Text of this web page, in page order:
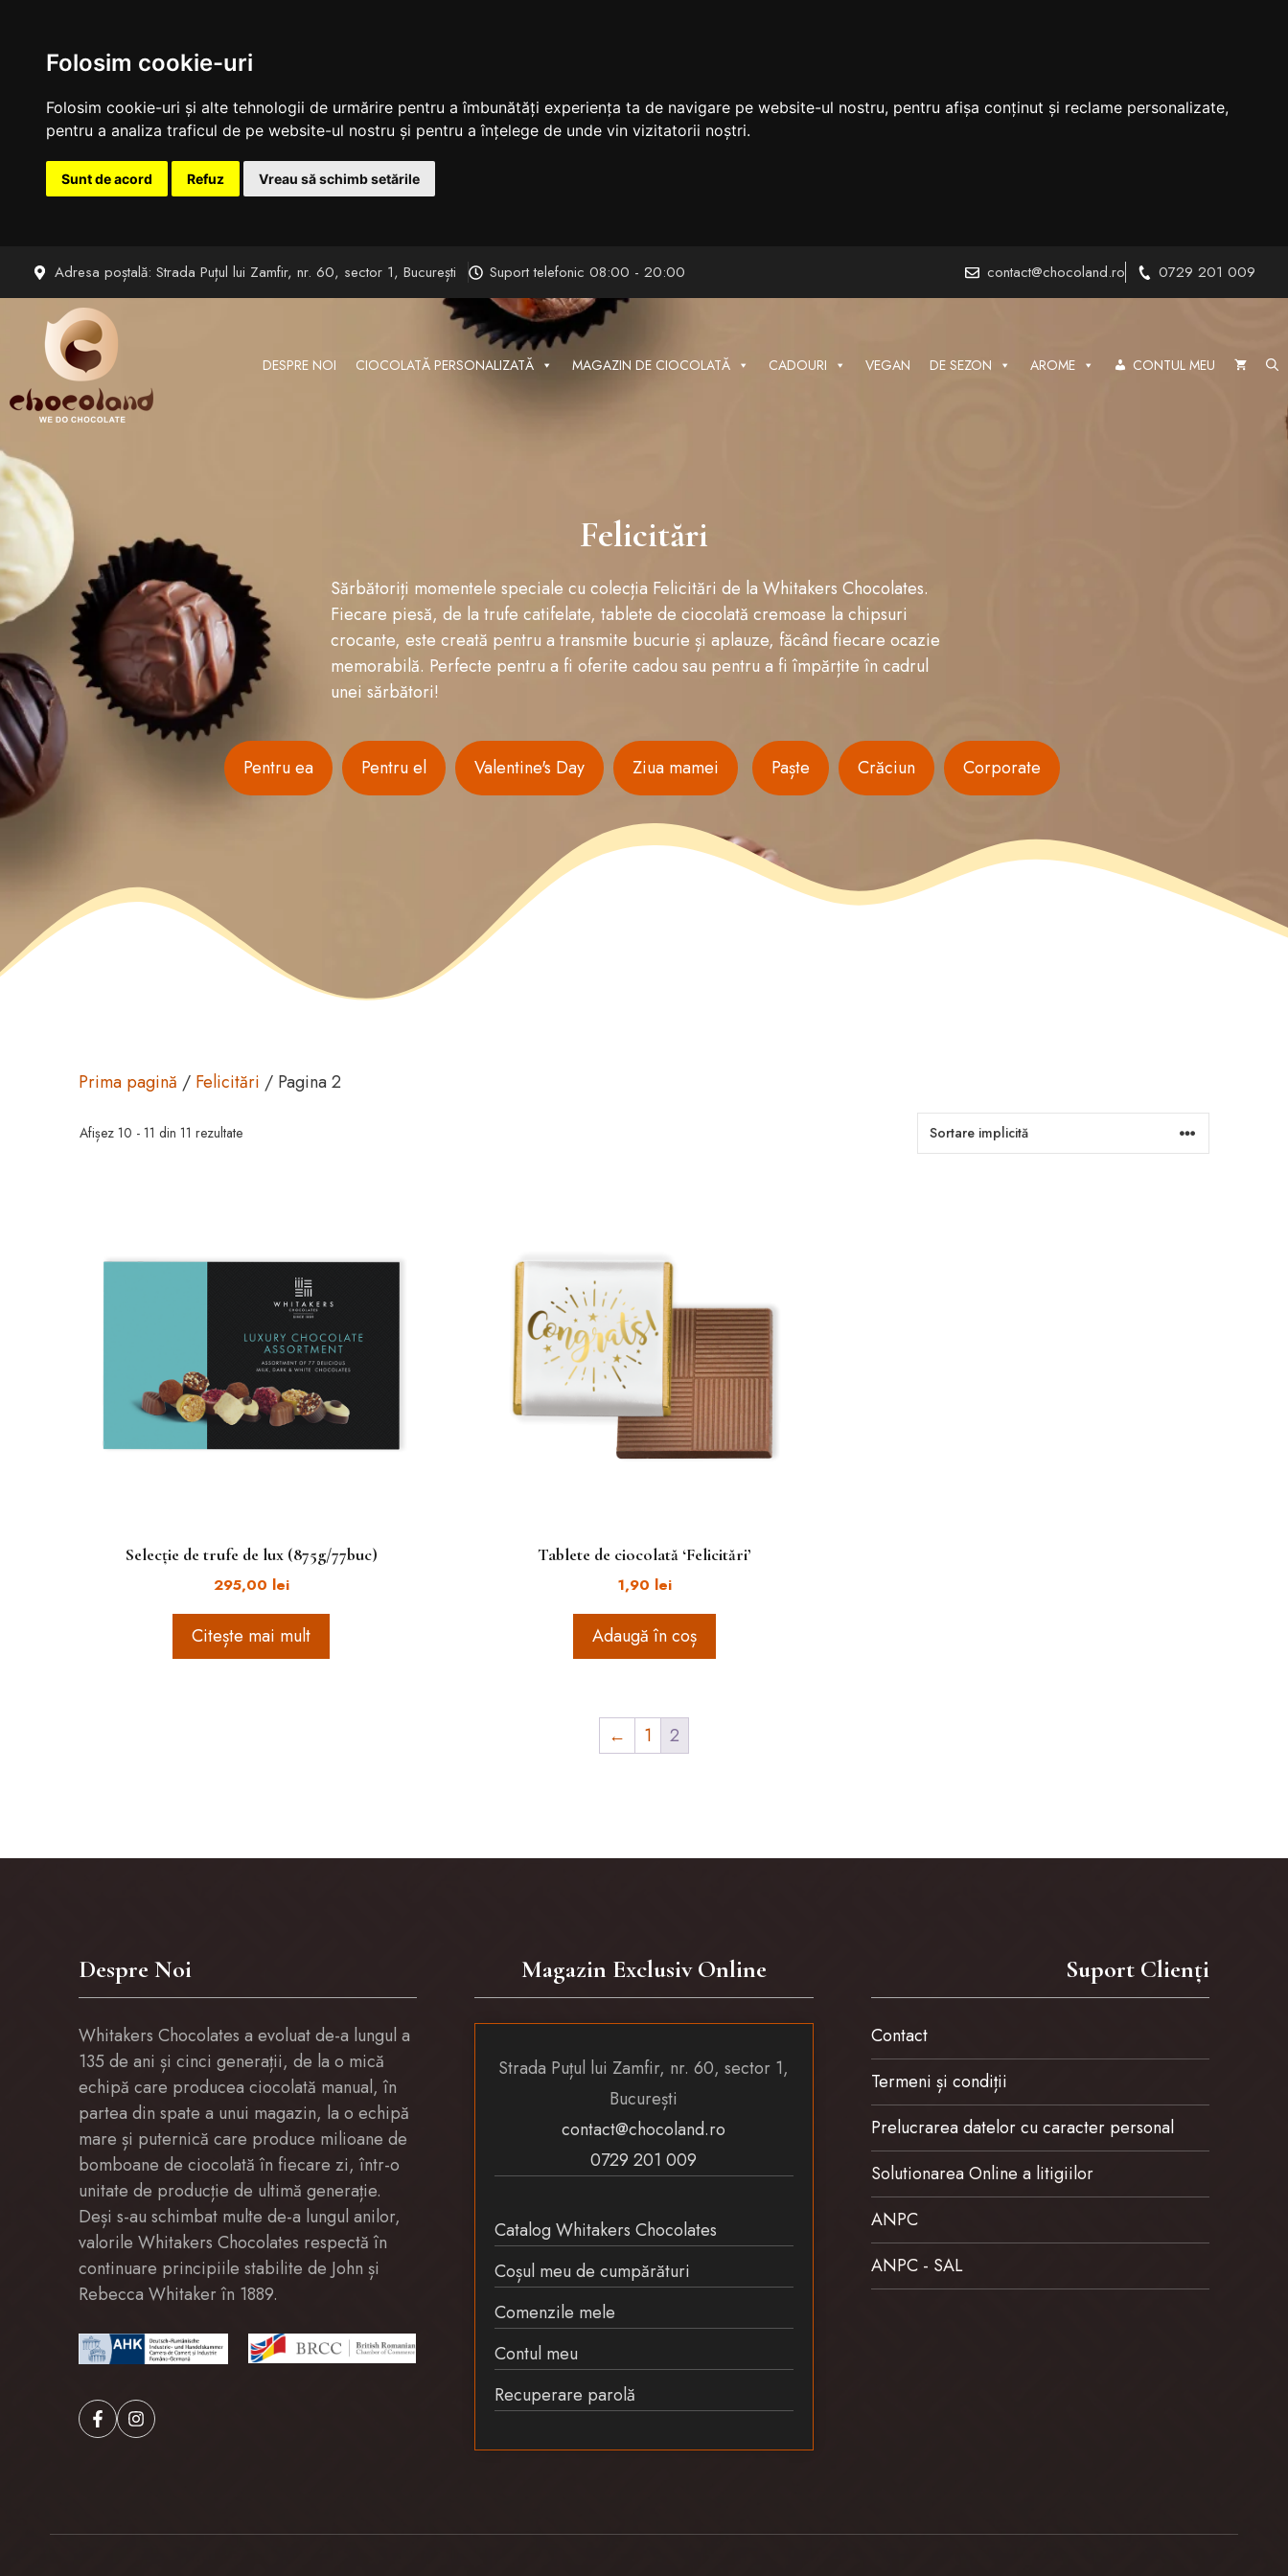
Folosim cookie-uri
Folosim cookie-uri și alte tehnologii de urmărire pentru a îmbunătăți experiența ta de navigare pe website-ul nostru, pentru afișa conținut și reclame personalizate,
pentru a analiza traficul de pe website-ul nostru și pentru a înțelege de unde vin vizitatorii noștri.
Sunt de acord Refuz Vreau să schimb setările
Adresa poștală: Strada Puțul lui Zamfir, nr. 60, sector 1, București Suport telefonic 08:00 - 20:00 contact@chocoland.ro 0729 201 009
DESPRE NOI CIOCOLATĂ PERSONALIZATĂ MAGAZIN DE CIOCOLATĂ CADOURI VEGAN DE SEZON AROME CONTUL MEU
Felicitări
Sărbătoriți momentele speciale cu colecția Felicitări de la Whitakers Chocolates.
Fiecare piesă, de la trufe catifelate, tablete de ciocolată cremoase la chipsuri
crocante, este creată pentru a transmite bucurie și aplauze, făcând fiecare ocazie
memorabilă. Perfecte pentru a fi oferite cadou sau pentru a fi împărțite în cadrul
unei sărbători!
Pentru ea Pentru el Valentine's Day Ziua mamei Paște Crăciun Corporate
Prima pagină / Felicitări / Pagina 2
Afișez 10 - 11 din 11 rezultate
Selecție de trufe de lux (875g/77buc)
295,00 lei
Citește mai mult
Tablete de ciocolată ‘Felicitări’
1,90 lei
Adaugă în coș
← 1 2
Despre Noi
Whitakers Chocolates a evoluat de-a lungul a
135 de ani și cinci generații, de la o mică
echipă care producea ciocolată manual, în
partea din spate a unui magazin, la o echipă
mare și puternică care produce milioane de
bomboane de ciocolată în fiecare zi, într-o
unitate de producție de ultimă generație.
Deși s-au schimbat multe de-a lungul anilor,
valorile Whitakers Chocolates respectă în
continuare principiile stabilite de John și
Rebecca Whitaker în 1889.
Magazin Exclusiv Online
Strada Puțul lui Zamfir, nr. 60, sector 1,
București
contact@chocoland.ro
0729 201 009
Catalog Whitakers Chocolates
Coșul meu de cumpărături
Comenzile mele
Contul meu
Recuperare parolă
Suport Clienți
Contact
Termeni și condiții
Prelucrarea datelor cu caracter personal
Solutionarea Online a litigiilor
ANPC
ANPC - SAL